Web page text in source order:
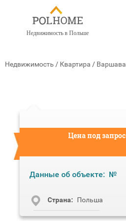
Недвижимость в Польше
Недвижимость / Квартира / Варшава
Цена под запрос
Данные об объекте: №
Cтрана: Польша